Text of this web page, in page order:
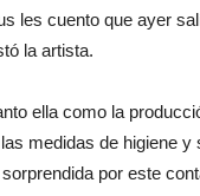
les cuento que ayer
la artista.
ella como la
medidas de higiene y
por este